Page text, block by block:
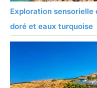
Exploration sensorielle
doré et eaux turquoise